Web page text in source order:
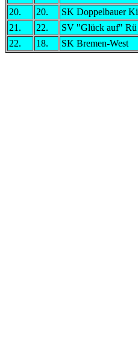
20.
20. SK Doppelbauer Ki
21.
22. SV "Glück auf" Rü
22.
18. SK Bremen-West